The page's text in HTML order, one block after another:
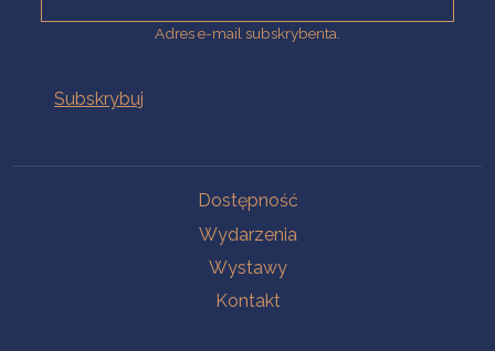
Adres e-mail subskrybenta.
Dostępność
Wydarzenia
Wystawy
Kontakt